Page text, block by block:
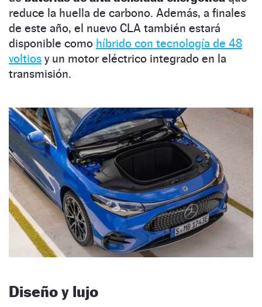
reduce la huella de carbono. Además, a finales
de este año, el nuevo CLA también estará
disponible como híbrido con tecnología de 48
voltios y un motor eléctrico integrado en la
transmisión.
Diseño y lujo